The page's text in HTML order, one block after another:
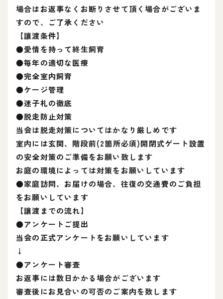
場合はお返事なくお断りさせて頂く場合がございま
すので、ご了承ください
【讓渡条件】
●愛情を持って終生飼育
●毎年の適切な医療
●完全室内飼育
●ケージ管理
●迷子札の徹底
●脱走防止対策
当会は脱走対策についてはかなり厳しめです
室内には玄関、階段前(2箇所必須)開閉式ゲート設置
の安全対策のご準備をお願い致します
お庭の環境によっては対策をお願いしています
●家庭訪問、お届けの場合、往復の交通費のご負担
をお願いしています
【讓渡までの流れ】
●アンケートご提出
当会の正式アンケートをお願いしています
↓
●アンケート審査
お返事には数日かかる場合がございます
審査後にお見合いの可否のご案内を致します